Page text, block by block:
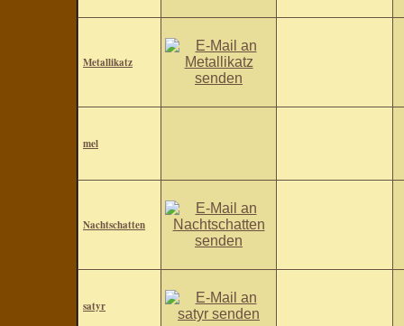
Metallikatz
mel
Nachtschatten
satyr